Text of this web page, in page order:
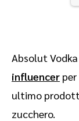
Absolut
influencer
ultimo
zucchero.